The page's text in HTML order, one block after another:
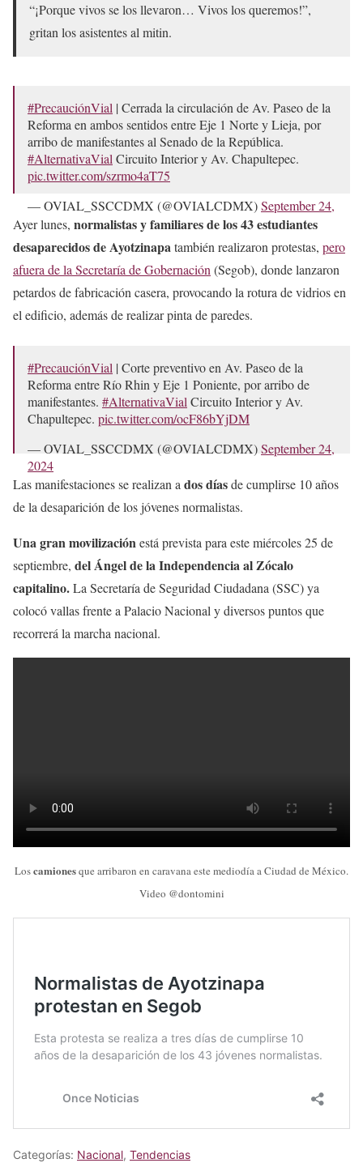
“¡Porque vivos se los llevaron… Vivos los queremos!”,
gritan los asistentes al mitin.
#PrecauciónVial | Cerrada la circulación de Av. Paseo de la
Reforma en ambos sentidos entre Eje 1 Norte y Lieja, por
arribo de manifestantes al Senado de la República.
#AlternativaVialCircuito Interior y Av. Chapultepec.
pic.twitter.com/szrmo4aT75
— OVIAL_SSCCDMX (@OVIALCDMX)September 24,
2024
Ayer lunes, normalistas y familiares de los 43 estudiantes
desaparecidos de Ayotzinapatambién realizaron protestas, pero
afuera de la Secretaría de Gobernación(Segob), donde lanzaron
petardos de fabricación casera, provocando la rotura de vidrios en
el edificio, además de realizar pinta de paredes.
#PrecauciónVial | Corte preventivo en Av. Paseo de la
Reforma entre Río Rhin y Eje 1 Poniente, por arribo de
manifestantes. #AlternativaVialCircuito Interior y Av.
Chapultepec. pic.twitter.com/ocF86bYjDM
— OVIAL_SSCCDMX (@OVIALCDMX)September 24,
2024
Las manifestaciones se realizan ados díasde cumplirse 10 años
de la desaparición de los jóvenes normalistas.
Una gran movilizaciónestá prevista para este miércoles 25 de
septiembre, del Ángel de la Independencia al Zócalo
capitalino.La Secretaría de Seguridad Ciudadana (SSC) ya
colocó vallas frente a Palacio Nacional y diversos puntos que
recorrerá la marcha nacional.
Loscamionesque arribaron en caravana este mediodía a Ciudad de México.
Video @dontomini
Categorías: Nacional, Tendencias